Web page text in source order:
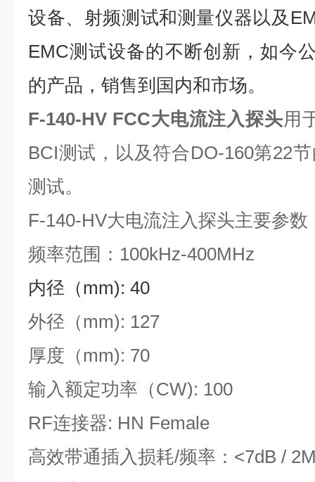
设备、射频测试和测量仪器以及
EMC测试设备的不断创新，如今
的产品，销售到国内和市场。
F-140-HV FCC大电流注入探头用
BCI测试，以及符合DO-160第22
测试。
F-140-HV大电流注入探头主要参数
频率范围：100kHz-400MHz
内径（mm): 40
外径（mm): 127
厚度（mm): 70
输入额定功率（CW): 100
RF连接器: HN Female
高效带通插入损耗/频率： <7dB /